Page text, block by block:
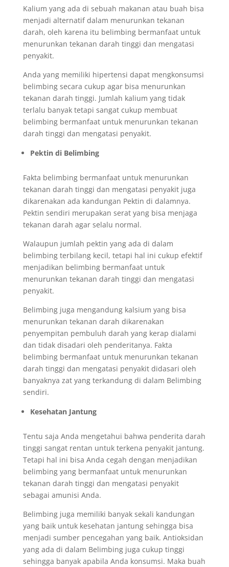
Kalium yang ada di sebuah makanan atau buah bisa
menjadi alternatif dalam menurunkan tekanan
darah, oleh karena itu belimbing bermanfaat untuk
menurunkan tekanan darah tinggi dan mengatasi
penyakit.
Anda yang memiliki hipertensi dapat mengkonsumsi
belimbing secara cukup agar bisa menurunkan
tekanan darah tinggi. Jumlah kalium yang tidak
terlalu banyak tetapi sangat cukup membuat
belimbing bermanfaat untuk menurunkan tekanan
darah tinggi dan mengatasi penyakit.
Pektin di Belimbing
Fakta belimbing bermanfaat untuk menurunkan
tekanan darah tinggi dan mengatasi penyakit juga
dikarenakan ada kandungan Pektin di dalamnya.
Pektin sendiri merupakan serat yang bisa menjaga
tekanan darah agar selalu normal.
Walaupun jumlah pektin yang ada di dalam
belimbing terbilang kecil, tetapi hal ini cukup efektif
menjadikan belimbing bermanfaat untuk
menurunkan tekanan darah tinggi dan mengatasi
penyakit.
Belimbing juga mengandung kalsium yang bisa
menurunkan tekanan darah dikarenakan
penyempitan pembuluh darah yang kerap dialami
dan tidak disadari oleh penderitanya. Fakta
belimbing bermanfaat untuk menurunkan tekanan
darah tinggi dan mengatasi penyakit didasari oleh
banyaknya zat yang terkandung di dalam Belimbing
sendiri.
Kesehatan Jantung
Tentu saja Anda mengetahui bahwa penderita darah
tinggi sangat rentan untuk terkena penyakit jantung.
Tetapi hal ini bisa Anda cegah dengan menjadikan
belimbing yang bermanfaat untuk menurunkan
tekanan darah tinggi dan mengatasi penyakit
sebagai amunisi Anda.
Belimbing juga memiliki banyak sekali kandungan
yang baik untuk kesehatan jantung sehingga bisa
menjadi sumber pencegahan yang baik. Antioksidan
yang ada di dalam Belimbing juga cukup tinggi
sehingga banyak apabila Anda konsumsi. Maka buah